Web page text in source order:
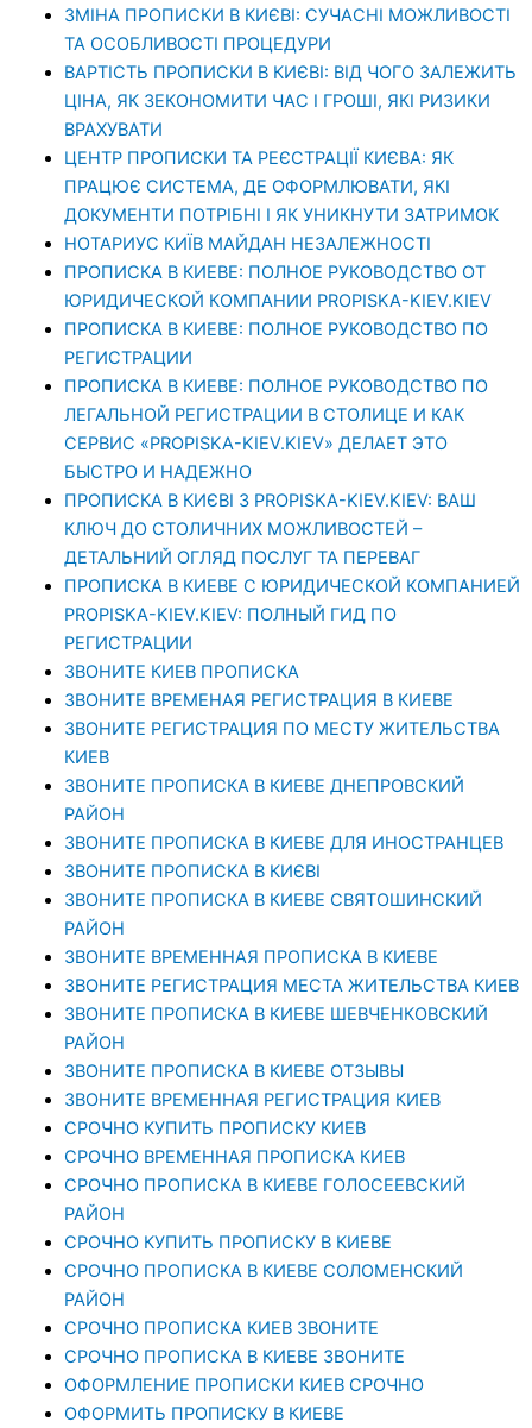
ЗМІНА ПРОПИСКИ В КИЄВІ: СУЧАСНІ МОЖЛИВОСТІ
ТА ОСОБЛИВОСТІ ПРОЦЕДУРИ
ВАРТІСТЬ ПРОПИСКИ В КИЄВІ: ВІД ЧОГО ЗАЛЕЖИТЬ
ЦІНА, ЯК ЗЕКОНОМИТИ ЧАС І ГРОШІ, ЯКІ РИЗИКИ
ВРАХУВАТИ
ЦЕНТР ПРОПИСКИ ТА РЕЄСТРАЦІЇ КИЄВА: ЯК
ПРАЦЮЄ СИСТЕМА, ДЕ ОФОРМЛЮВАТИ, ЯКІ
ДОКУМЕНТИ ПОТРІБНІ І ЯК УНИКНУТИ ЗАТРИМОК
НОТАРИУС КИЇВ МАЙДАН НЕЗАЛЕЖНОСТІ
ПРОПИСКА В КИЕВЕ: ПОЛНОЕ РУКОВОДСТВО ОТ
ЮРИДИЧЕСКОЙ КОМПАНИИ PROPISKA-KIEV.KIEV
ПРОПИСКА В КИЕВЕ: ПОЛНОЕ РУКОВОДСТВО ПО
РЕГИСТРАЦИИ
ПРОПИСКА В КИЕВЕ: ПОЛНОЕ РУКОВОДСТВО ПО
ЛЕГАЛЬНОЙ РЕГИСТРАЦИИ В СТОЛИЦЕ И КАК
СЕРВИС «PROPISKA-KIEV.KIEV» ДЕЛАЕТ ЭТО
БЫСТРО И НАДЕЖНО
ПРОПИСКА В КИЄВІ З PROPISKA-KIEV.KIEV: ВАШ
КЛЮЧ ДО СТОЛИЧНИХ МОЖЛИВОСТЕЙ –
ДЕТАЛЬНИЙ ОГЛЯД ПОСЛУГ ТА ПЕРЕВАГ
ПРОПИСКА В КИЕВЕ С ЮРИДИЧЕСКОЙ КОМПАНИЕЙ
PROPISKA-KIEV.KIEV: ПОЛНЫЙ ГИД ПО
РЕГИСТРАЦИИ
ЗВОНИТЕ КИЕВ ПРОПИСКА
ЗВОНИТЕ ВРЕМЕНАЯ РЕГИСТРАЦИЯ В КИЕВЕ
ЗВОНИТЕ РЕГИСТРАЦИЯ ПО МЕСТУ ЖИТЕЛЬСТВА
КИЕВ
ЗВОНИТЕ ПРОПИСКА В КИЕВЕ ДНЕПРОВСКИЙ
РАЙОН
ЗВОНИТЕ ПРОПИСКА В КИЕВЕ ДЛЯ ИНОСТРАНЦЕВ
ЗВОНИТЕ ПРОПИСКА В КИЄВІ
ЗВОНИТЕ ПРОПИСКА В КИЕВЕ СВЯТОШИНСКИЙ
РАЙОН
ЗВОНИТЕ ВРЕМЕННАЯ ПРОПИСКА В КИЕВЕ
ЗВОНИТЕ РЕГИСТРАЦИЯ МЕСТА ЖИТЕЛЬСТВА КИЕВ
ЗВОНИТЕ ПРОПИСКА В КИЕВЕ ШЕВЧЕНКОВСКИЙ
РАЙОН
ЗВОНИТЕ ПРОПИСКА В КИЕВЕ ОТЗЫВЫ
ЗВОНИТЕ ВРЕМЕННАЯ РЕГИСТРАЦИЯ КИЕВ
СРОЧНО КУПИТЬ ПРОПИСКУ КИЕВ
СРОЧНО ВРЕМЕННАЯ ПРОПИСКА КИЕВ
СРОЧНО ПРОПИСКА В КИЕВЕ ГОЛОСЕЕВСКИЙ
РАЙОН
СРОЧНО КУПИТЬ ПРОПИСКУ В КИЕВЕ
CРОЧНО ПРОПИСКА В КИЕВЕ СОЛОМЕНСКИЙ
РАЙОН
СРОЧНО ПРОПИСКА КИЕВ ЗВОНИТЕ
СРОЧНО ПРОПИСКА В КИЕВЕ ЗВОНИТЕ
ОФОРМЛЕНИЕ ПРОПИСКИ КИЕВ СРОЧНО
ОФОРМИТЬ ПРОПИСКУ В КИЕВЕ